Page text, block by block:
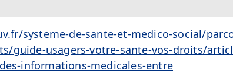
systeme-de-sante-et-medico-social/
guide-usagers-votre-sante-vos-droits/
informations-medicales-entre